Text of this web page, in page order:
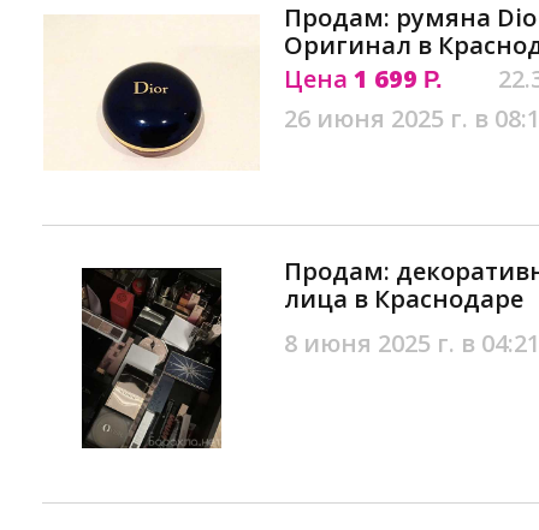
Продам: румяна
Оригинал в
Цена 1 699 Р.
26 июня 2025 г. в
Продам:
лица в Краснодаре
8 июня 2025 г. в 04:21